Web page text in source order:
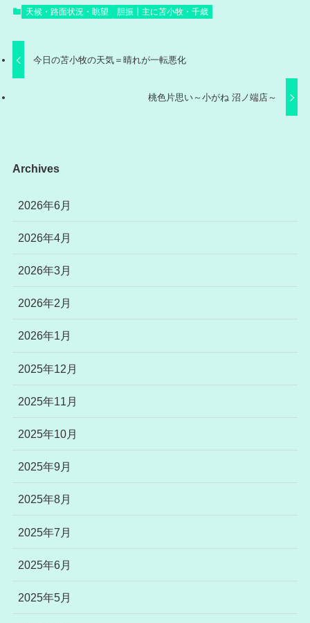
天候・路面状況・眺望 胆振┃主に苫小牧・千歳
今日の苫小牧の天気＝晴れが一転悪化
桃色片思い～小がね 沼ノ端店～
Archives
2026年6月
2026年4月
2026年3月
2026年2月
2026年1月
2025年12月
2025年11月
2025年10月
2025年9月
2025年8月
2025年7月
2025年6月
2025年5月